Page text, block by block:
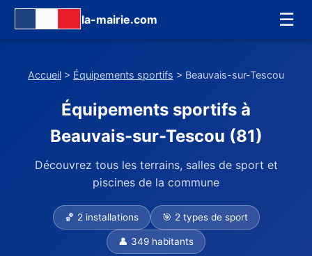
la-mairie.com ☰
Accueil > Équipements sportifs > Beauvais-sur-Tescou
Équipements sportifs à
Beauvais-sur-Tescou (81)
Découvrez tous les terrains, salles de sport et
piscines de la commune
🏀 2 installations 🎯 2 types de sport
👤 349 habitants